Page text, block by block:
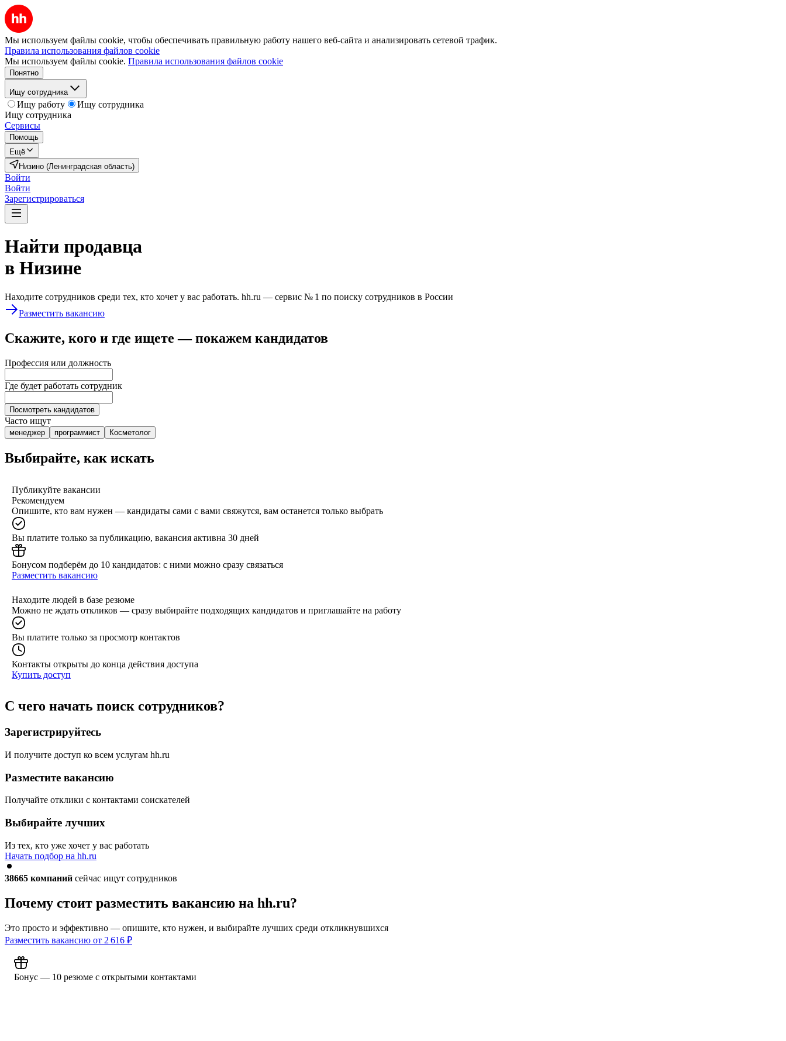
Мы используем файлы cookie, чтобы обеспечивать правильную работу нашего веб-сайта и анализировать сетевой трафик.
Правила использования файлов cookie
Мы используем файлы cookie. Правила использования файлов cookie
Понятно
Ищу сотрудника
Ищу работу
Ищу сотрудника
Ищу сотрудника
Сервисы
Помощь
Ещё
Низино (Ленинградская область)
Войти
Войти
Зарегистрироваться
Найти продавца
в Низине
Находите сотрудников среди тех, кто хочет у вас работать. hh.ru — сервис № 1 по поиску сотрудников в России
Разместить вакансию
Скажите, кого и где ищете — покажем кандидатов
Профессия или должность
Где будет работать сотрудник
Посмотреть кандидатов
Часто ищут
менеджер программист Косметолог
Выбирайте, как искать
Публикуйте вакансии
Рекомендуем
Опишите, кто вам нужен — кандидаты сами с вами свяжутся, вам останется только выбрать
Вы платите только за публикацию, вакансия активна 30 дней
Бонусом подберём до 10 кандидатов: с ними можно сразу связаться
Разместить вакансию
Находите людей в базе резюме
Можно не ждать откликов — сразу выбирайте подходящих кандидатов и приглашайте на работу
Вы платите только за просмотр контактов
Контакты открыты до конца действия доступа
Купить доступ
С чего начать поиск сотрудников?
Зарегистрируйтесь
И получите доступ ко всем услугам hh.ru
Разместите вакансию
Получайте отклики с контактами соискателей
Выбирайте лучших
Из тех, кто уже хочет у вас работать
Начать подбор на hh.ru
38665 компаний сейчас ищут сотрудников
Почему стоит разместить вакансию на hh.ru?
Это просто и эффективно — опишите, кто нужен, и выбирайте лучших среди откликнувшихся
Разместить вакансию от 2 616 ₽
Бонус — 10 резюме с открытыми контактами